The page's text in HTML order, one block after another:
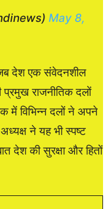
May 8,
देश एक संवेदनशील
राजनीतिक दलों
विभिन्न दलों ने अपने
ने यह भी स्पष्ट
देश की सुरक्षा और हितों